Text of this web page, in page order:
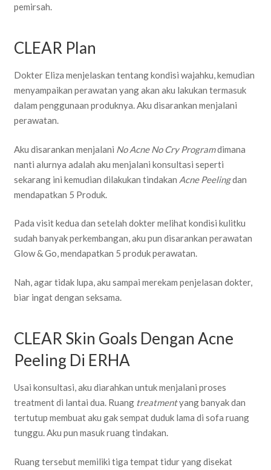
pemirsah.
CLEAR Plan
Dokter Eliza menjelaskan tentang kondisi wajahku, kemudian
menyampaikan perawatan yang akan aku lakukan termasuk
dalam penggunaan produknya. Aku disarankan menjalani
perawatan.
Aku disarankan menjalani No Acne No Cry Programdimana
nanti alurnya adalah aku menjalani konsultasi seperti
sekarang ini kemudian dilakukan tindakan Acne Peelingdan
mendapatkan 5 Produk.
Pada visit kedua dan setelah dokter melihat kondisi kulitku
sudah banyak perkembangan, aku pun disarankan perawatan
Glow & Go, mendapatkan 5 produk perawatan.
Nah, agar tidak lupa, aku sampai merekam penjelasan dokter,
biar ingat dengan seksama.
CLEAR Skin Goals Dengan Acne
Peeling Di ERHA
Usai konsultasi, aku diarahkan untuk menjalani proses
treatment di lantai dua. Ruang treatmentyang banyak dan
tertutup membuat aku gak sempat duduk lama di sofa ruang
tunggu. Aku pun masuk ruang tindakan.
Ruang tersebut memiliki tiga tempat tidur yang disekat